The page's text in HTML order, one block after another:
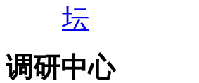
坛
调研中心